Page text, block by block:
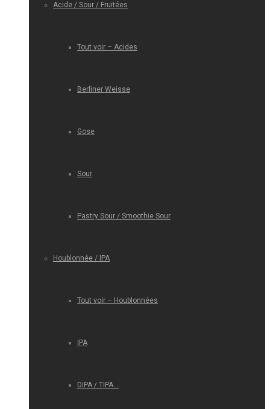
Acide / Sour / Fruitées
Tout voir – Acides
Berliner Weisse
Gose
Sour
Pastry Sour / Smoothie Sour
Houblonnée / IPA
Tout voir – Houblonnées
IPA
DIPA / TIPA…